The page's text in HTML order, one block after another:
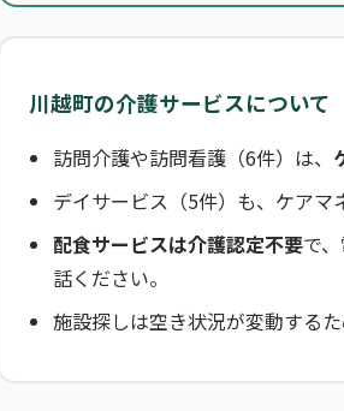
川越町の介護サービスについて
訪問介護や訪問看護（6件）は、
デイサービス（5件）も、ケアマ
配食サービスは介護認定不要で
話ください。
施設探しは空き状況が変動するた